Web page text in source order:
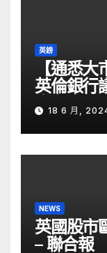
英鎊
【通悉
英倫銀行
金留意 –
18 6 月,
NEWS
英國股市
– 聯合報